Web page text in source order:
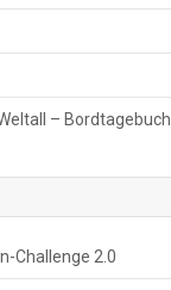
– Bordtagebuch
Challenge 2.0